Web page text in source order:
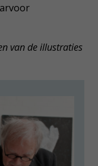
van de illustraties